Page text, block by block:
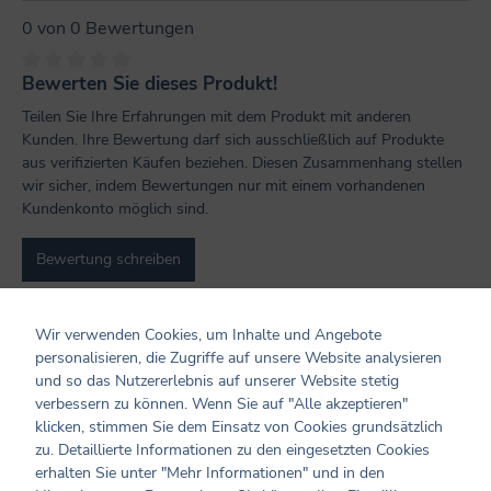
0 von 0 Bewertungen
Durchschnittliche Bewertung von 0 von 5 Sternen
Bewerten Sie dieses Produkt!
Teilen Sie Ihre Erfahrungen mit dem Produkt mit anderen
Kunden. Ihre Bewertung darf sich ausschließlich auf Produkte
aus verifizierten Käufen beziehen. Diesen Zusammenhang stellen
wir sicher, indem Bewertungen nur mit einem vorhandenen
Kundenkonto möglich sind.
Bewertung schreiben
Keine Bewertungen gefunden. Teilen Sie Ihre
Erfahrungen mit anderen.
Wir verwenden Cookies, um Inhalte und Angebote
personalisieren, die Zugriffe auf unsere Website analysieren
und so das Nutzererlebnis auf unserer Website stetig
verbessern zu können. Wenn Sie auf "Alle akzeptieren"
klicken, stimmen Sie dem Einsatz von Cookies grundsätzlich
zu. Detaillierte Informationen zu den eingesetzten Cookies
erhalten Sie unter "Mehr Informationen" und in den